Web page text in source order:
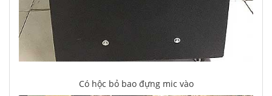
Có hộc bỏ bao đựng mic vào